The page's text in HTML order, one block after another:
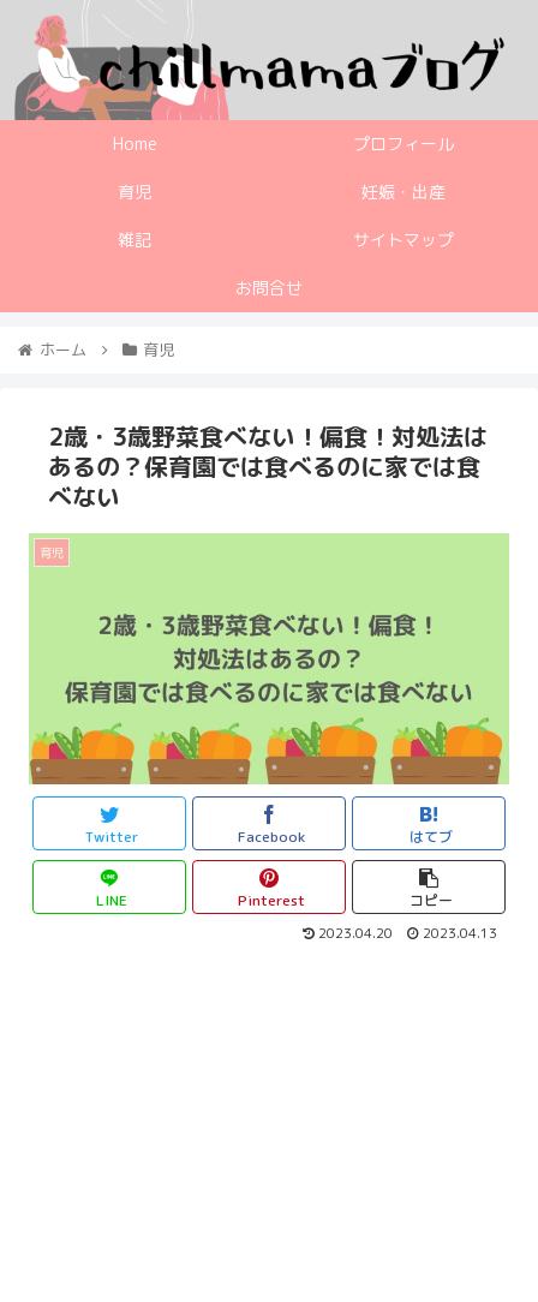
Home プロフィール
育児 妊娠・出産
雑記 サイトマップ
お問合せ
ホーム 育児
2歳・3歳野菜食べない！偏食！対処法は
あるの？保育園では食べるのに家では食
べない
育児
Twitter Facebook はてブ
LINE Pinterest コピー
2023.04.20 2023.04.13